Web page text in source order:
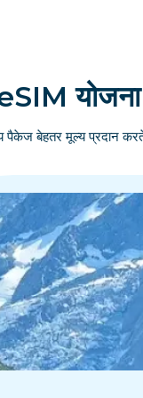
योजना
पैकेज बेहतर मूल्य प्रदान